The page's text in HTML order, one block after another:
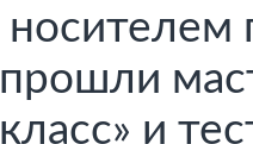
носителем
прошли
класс» и